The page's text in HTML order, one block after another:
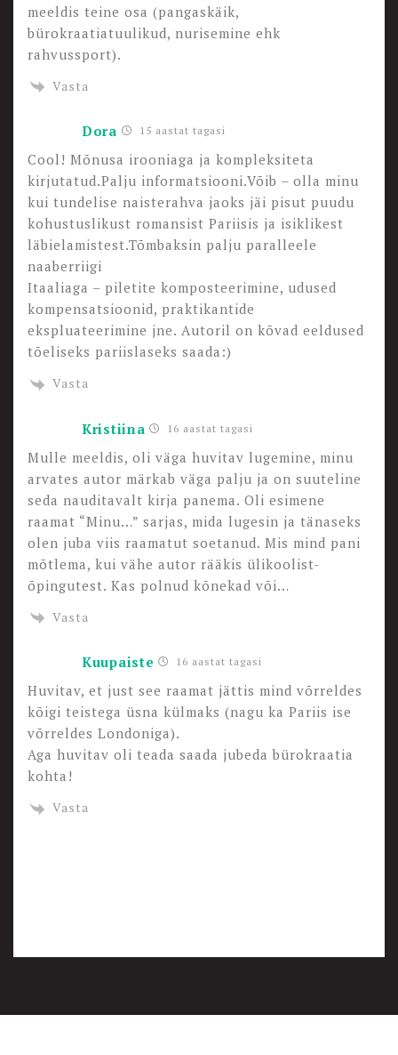
meeldis teine osa (pangaskäik,
bürokraatiatuulikud, nurisemine ehk
rahvussport).
Vasta
Dora 15 aastat tagasi
Cool! Mõnusa irooniaga ja kompleksiteta
kirjutatud.Palju informatsiooni.Võib – olla minu
kui tundelise naisterahva jaoks jäi pisut puudu
kohustuslikust romansist Pariisis ja isiklikest
läbielamistest.Tõmbaksin palju paralleele
naaberriigi
Itaaliaga – piletite komposteerimine, udused
kompensatsioonid, praktikantide
ekspluateerimine jne. Autoril on kõvad eeldused
tõeliseks pariislaseks saada:)
Vasta
Kristiina 16 aastat tagasi
Mulle meeldis, oli väga huvitav lugemine, minu
arvates autor märkab väga palju ja on suuteline
seda nauditavalt kirja panema. Oli esimene
raamat “Minu…” sarjas, mida lugesin ja tänaseks
olen juba viis raamatut soetanud. Mis mind pani
mõtlema, kui vähe autor rääkis ülikoolist-
õpingutest. Kas polnud kõnekad või…
Vasta
Kuupaiste 16 aastat tagasi
Huvitav, et just see raamat jättis mind võrreldes
kõigi teistega üsna külmaks (nagu ka Pariis ise
võrreldes Londoniga).
Aga huvitav oli teada saada jubeda bürokraatia
kohta!
Vasta